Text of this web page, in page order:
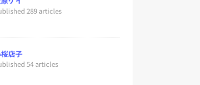
289 articles
店子
54 articles